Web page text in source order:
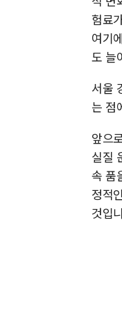
험료
여기
도 늘
서울
는 점
앞으
실질
속 품
정적
것입